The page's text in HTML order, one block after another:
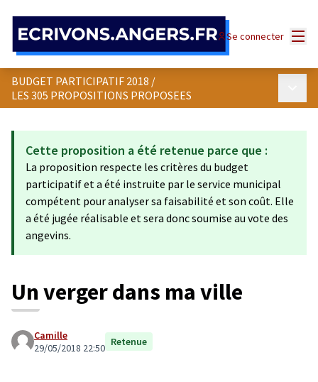
Se connecter
BUDGET PARTICIPATIF 2018 /
LES 305 PROPOSITIONS PROPOSEES
Cette proposition a été retenue parce que :
La proposition respecte les critères du budget
participatif et a été instruite par le service municipal
compétent pour analyser sa faisabilité et son coût. Elle
a été jugée réalisable et sera donc soumise au vote des
angevins.
Un verger dans ma ville
Camille
29/05/2018 22:50 Retenue